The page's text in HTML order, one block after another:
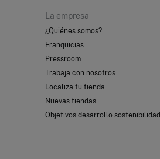
La empresa
¿Quiénes somos?
Franquicias
Pressroom
Trabaja con nosotros
Localiza tu tienda
Nuevas tiendas
Objetivos desarrollo sostenibilidad